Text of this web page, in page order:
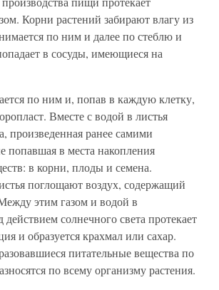
Корни растений забирают влагу из
по ним и далее по стеблю и
в сосуды, имеющиеся на
по ним и, попав в каждую клетку,
Вместе с водой в листья
произведенная ранее самими
попавшая в места накопления
в корни, плоды и семена.
поглощают воздух, содержащий
этим газом и водой в
действием солнечного света протекает
и образуется крахмал или сахар.
питательные вещества по
по всему организму растения.